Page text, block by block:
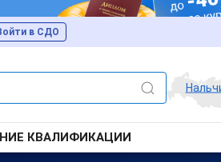
в СДО
КВАЛИФИКАЦИИ